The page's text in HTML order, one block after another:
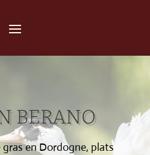
BERANO
en Dordogne, plats